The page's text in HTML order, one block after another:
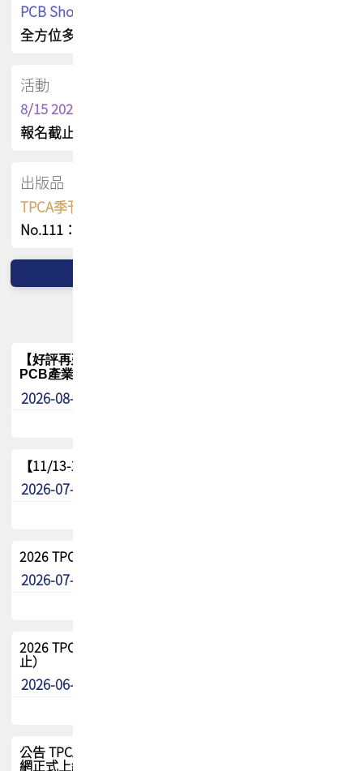
PCB Shop 採購指南
全方位多元曝光方案
活動
8/15 2026 TPCA健康盃保齡球聯誼賽
報名截止日 : 8/3 活動日期 : 8/15
出版品
TPCA季刊 FREE 線上版
No.111：PCB全球風險布局與韌性
【好評再延長】PCB GPT 全面開放體驗延長到8月!!
PCB產業專屬 AI 知識平台
2026-08-04
【11/13-15】2026 TPCA 百岳登頂_南橫三星
2026-07-22
2026 TPCA中南區會員問卷暨7/31交流餐敘報名
2026-07-08
2026 TPCA健康盃保齡球聯誼賽 熱烈報名中（8/3報名截
止）
2026-06-29
公告 TPCA 台灣電路板協會官網將迎來新面貌，7/1 新官
網正式上線！